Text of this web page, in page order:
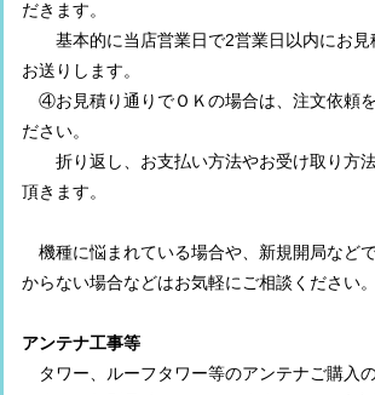
だきます。
基本的に当店営業日で2営業日以内にお見
お送りします。
④お見積り通りでＯＫの場合は、注文依頼を
ださい。
折り返し、お支払い方法やお受け取り方
頂きます。
機種に悩まれている場合や、新規開局など
からない場合などはお気軽にご相談ください。
アンテナ工事等
タワー、ルーフタワー等のアンテナご購入